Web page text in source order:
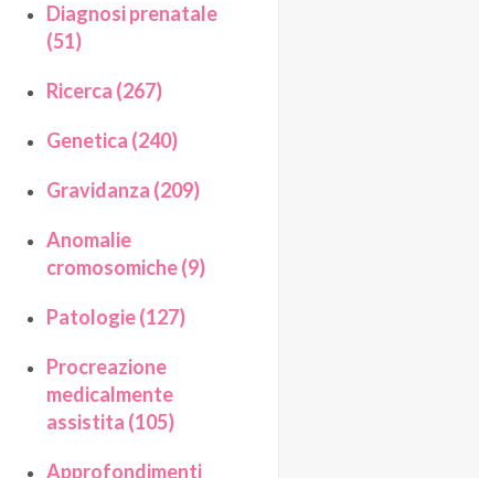
Diagnosi prenatale
(51)
Ricerca (267)
Genetica (240)
Gravidanza (209)
Anomalie
cromosomiche (9)
Patologie (127)
Procreazione
medicalmente
assistita (105)
Approfondimenti